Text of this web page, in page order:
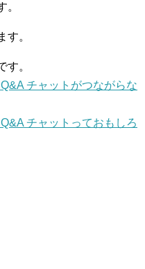
。
す。
す。
チャットがつながらな
チャットっておもしろ